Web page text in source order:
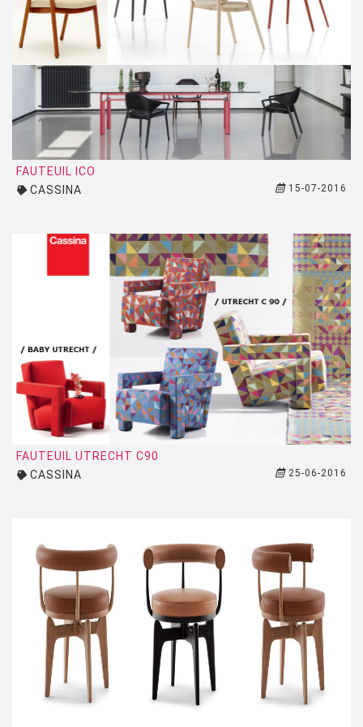
HÖFATS
INGO MAURER
KARTELL
KETTAL
KNOLL
LA CHANCE
LOUIS POULSEN
LUCE PLAN
MAGIS
MAISON BERGER PARIS
MANUTTI
MAXALTO
MDF
MEMPHIS
MODERN LIVING
MOLTENI
FAUTEUIL ICO
CASSINA
15-07-2016
FAUTEUIL UTRECHT C90
CASSINA
25-06-2016